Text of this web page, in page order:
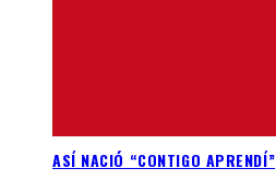
ASÍ NACIÓ “CONTIGO APRENDÍ”